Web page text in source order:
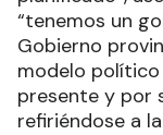
“tenemos un
Gobierno
modelo
presente y por
refiriéndose a